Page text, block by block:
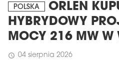
POLSKA
ORLEN
HYBRYDOWY
MOCY 216 MW W
schedule 04 sierpnia 2026